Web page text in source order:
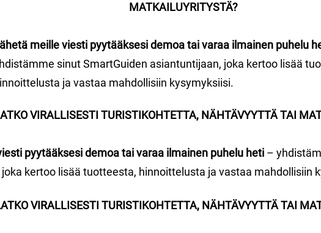
MATKAILUYRITYSTÄ?
meille viesti pyytääksesi demoa tai varaa ilmainen puhelu
sinut SmartGuiden asiantuntijaan, joka kertoo lisää
ja vastaa mahdollisiin kysymyksiisi.
VIRALLISESTI TURISTIKOHTETTA, NÄHTÄVYYTTÄ TAI
pyytääksesi demoa tai varaa ilmainen puhelu heti –
kertoo lisää tuotteesta, hinnoittelusta ja vastaa mahdollisiin
VIRALLISESTI TURISTIKOHTETTA, NÄHTÄVYYTTÄ TAI